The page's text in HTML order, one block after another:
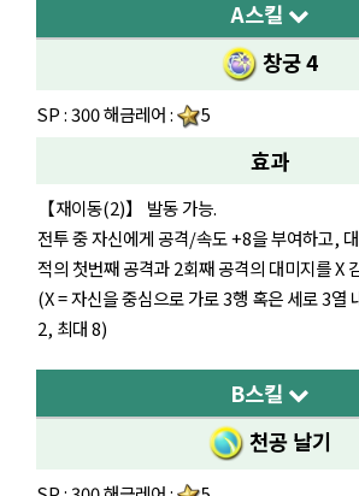
A스킬
창궁 4
SP : 300 해금레어 : 5
효과
【재이동(2)】 발동 가능.
전투 중 자신에게 공격/속도 +8을 부여하고,
적의 첫번째 공격과 2회째 공격의 대미지를 X
(X = 자신을 중심으로 가로 3행 혹은 세로 3
2, 최대 8)
B스킬
천공 날기